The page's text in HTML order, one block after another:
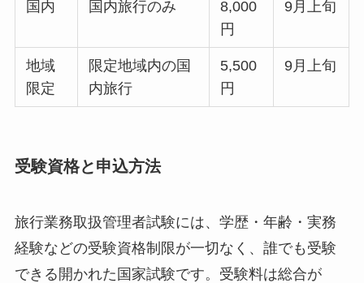
国内 国内旅行のみ
8,000
円
9月上旬
地域
限定
限定地域内の国
内旅行
5,500
円
9月上旬
受験資格と申込方法
旅行業務取扱管理者試験には、学歴・年齢・実務
経験などの受験資格制限が一切なく、誰でも受験
できる開かれた国家試験です。受験料は総合が